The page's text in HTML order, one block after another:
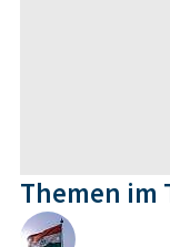
Themen im